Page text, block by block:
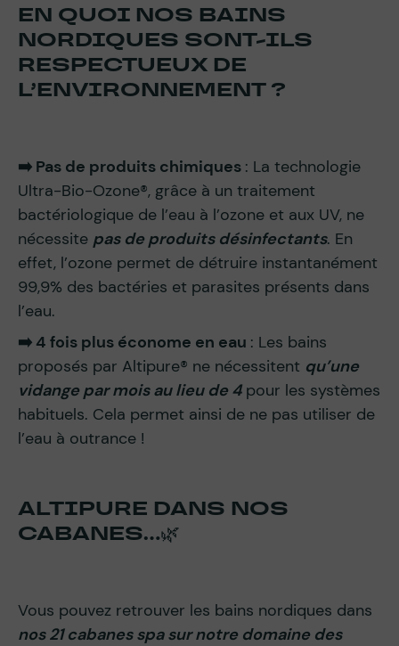
EN QUOI NOS BAINS
NORDIQUES SONT-ILS
RESPECTUEUX DE
L’ENVIRONNEMENT ?
➡️ Pas de produits chimiques : La technologie
Ultra-Bio-Ozone®, grâce à un traitement
bactériologique de l’eau à l’ozone et aux UV, ne
nécessite pas de produits désinfectants. En
effet, l’ozone permet de détruire instantanément
99,9% des bactéries et parasites présents dans
l’eau.
➡️ 4 fois plus économe en eau : Les bains
proposés par Altipure® ne nécessitent qu’une
vidange par mois au lieu de 4 pour les systèmes
habituels. Cela permet ainsi de ne pas utiliser de
l’eau à outrance !
ALTIPURE DANS NOS
CABANES…🌿
Vous pouvez retrouver les bains nordiques dans
nos 21 cabanes spa sur notre domaine des